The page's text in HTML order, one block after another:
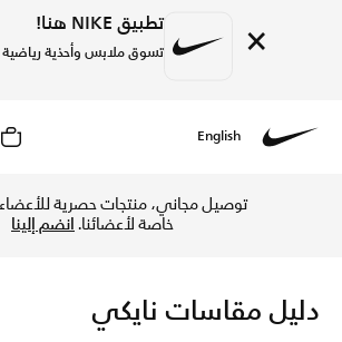
× تطبيق NIKE هنا!
تسوق ملابس وأحذية رياضية
English
توصيل مجاني، منتجات حصرية
خاصة لأعضائنا.انضم إلينا
دليل مقاسات نايكي